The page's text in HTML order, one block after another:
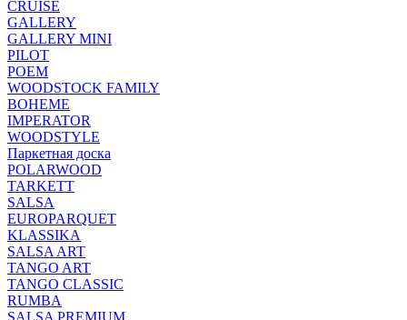
CRUISE
GALLERY
GALLERY MINI
PILOT
POEM
WOODSTOCK FAMILY
BOHEME
IMPERATOR
WOODSTYLE
Паркетная доска
POLARWOOD
TARKETT
SALSA
EUROPARQUET
KLASSIKA
SALSA ART
TANGO ART
TANGO CLASSIC
RUMBA
SALSA PREMIUM